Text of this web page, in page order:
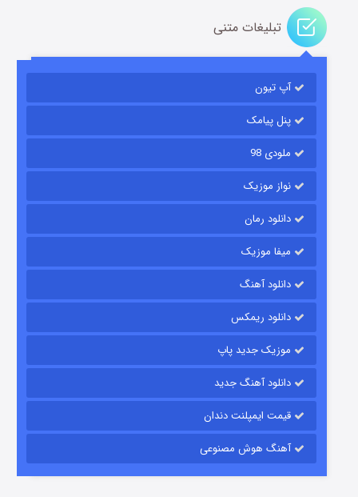
قسمت
تبلیغات متنی
آپ تیون
پنل پیامک
ملودی 98
نواز موزیک
دانلود رمان
میفا موزیک
دانلود آهنگ
دانلود ریمکس
موزیک جدید پاپ
دانلود آهنگ جدید
قیمت ایمپلنت دندان
آهنگ هوش مصنوعی